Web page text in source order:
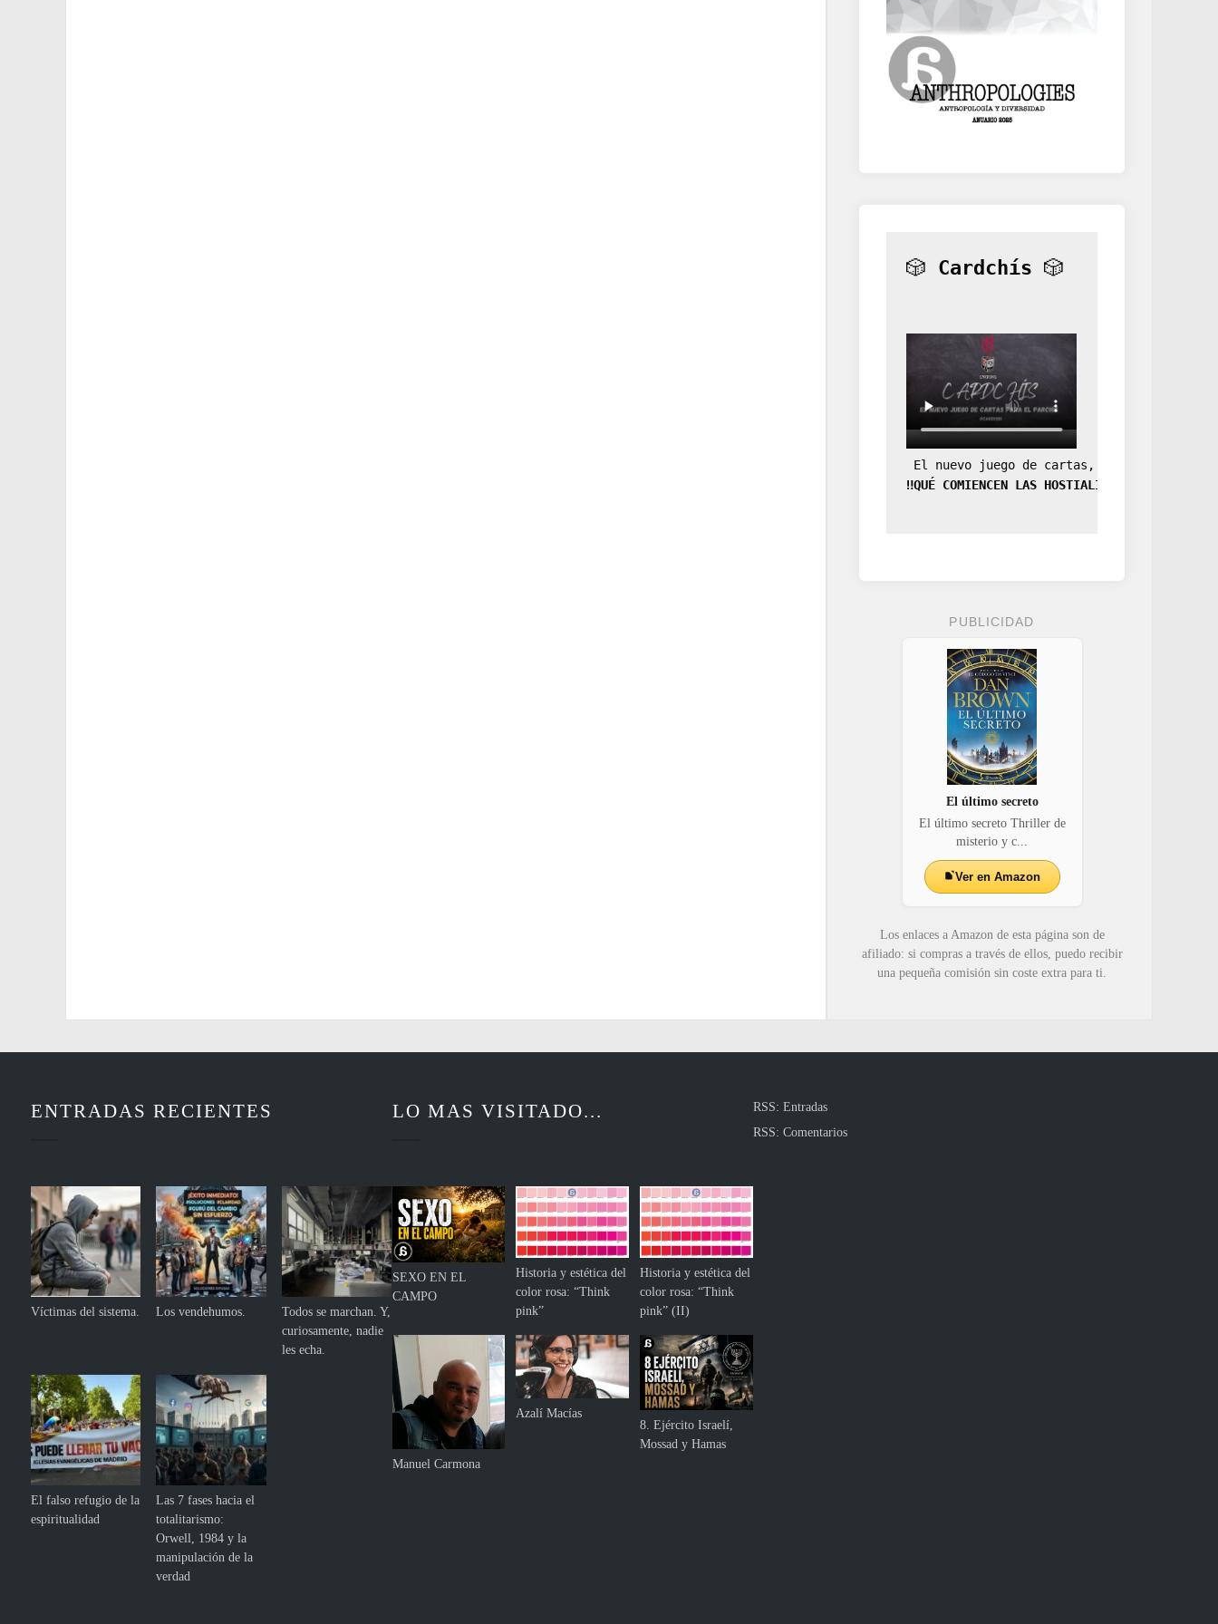
🎲 Cardchís 🎲
El nuevo juego de cartas, la expansión
‼️QUÉ COMIENCEN LAS HOSTIALIDADES‼️
PUBLICIDAD
El último secreto
El último secreto Thriller de
misterio y c...
Ver en Amazon
Los enlaces a Amazon de esta página son de
afiliado: si compras a través de ellos, puedo recibir
una pequeña comisión sin coste extra para ti.
ENTRADAS RECIENTES
Víctimas del sistema. Los vendehumos.
Todos se marchan. Y,
curiosamente, nadie
les echa.
El falso refugio de la
espiritualidad
Las 7 fases hacia el
totalitarismo:
Orwell, 1984 y la
manipulación de la
verdad
LO MAS VISITADO...
SEXO EN EL
CAMPO
Historia y estética del
color rosa: “Think
pink”
Historia y estética del
color rosa: “Think
pink” (II)
Manuel Carmona
Azalí Macías
8. Ejército Israelí,
Mossad y Hamas
RSS: Entradas
RSS: Comentarios